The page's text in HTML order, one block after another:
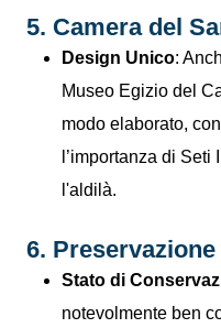
5. Camera del
Design Unico:
Museo Egizio del
modo elaborato,
l’importanza di
l'aldilà.
6.
Stato di
notevolmente ben